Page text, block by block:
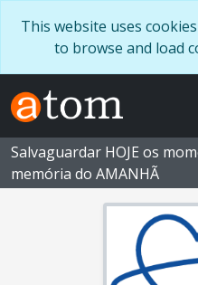
This website uses
to browse and load
Salvaguardar HOJE os
memória do AMANHÃ